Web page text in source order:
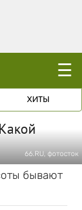
☰
ХИТЫ
66.RU, фотосток
бывают